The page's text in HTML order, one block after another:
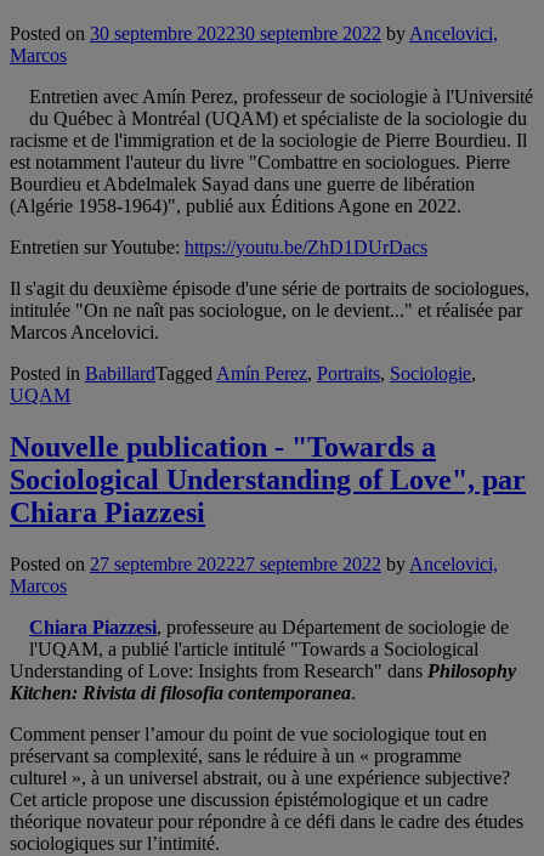
Posted on 30 septembre 202230 septembre 2022 byAncelovici,
Marcos
Entretien avec Amín Perez, professeur de sociologie à l'Université
du Québec à Montréal (UQAM) et spécialiste de la sociologie du
racisme et de l'immigration et de la sociologie de Pierre Bourdieu. Il
est notamment l'auteur du livre "Combattre en sociologues. Pierre
Bourdieu et Abdelmalek Sayad dans une guerre de libération
(Algérie 1958-1964)", publié aux Éditions Agone en 2022.
Entretien sur Youtube: https://youtu.be/ZhD1DUrDacs
Il s'agit du deuxième épisode d'une série de portraits de sociologues,
intitulée "On ne naît pas sociologue, on le devient..." et réalisée par
Marcos Ancelovici.
Posted in BabillardTaggedAmín Perez, Portraits, Sociologie,
UQAM
Nouvelle publication - "Towards a
Sociological Understanding of Love", par
Chiara Piazzesi
Posted on 27 septembre 202227 septembre 2022 by Ancelovici,
Marcos
Chiara Piazzesi, professeure au Département de sociologie de
l'UQAM, a publié l'article intitulé "Towards a Sociological
Understanding of Love: Insights from Research" dans Philosophy
Kitchen: Rivista di filosofia contemporanea.
Comment penser l’amour du point de vue sociologique tout en
préservant sa complexité, sans le réduire à un « programme
culturel », à un universel abstrait, ou à une expérience subjective?
Cet article propose une discussion épistémologique et un cadre
théorique novateur pour répondre à ce défi dans le cadre des études
sociologiques sur l’intimité.